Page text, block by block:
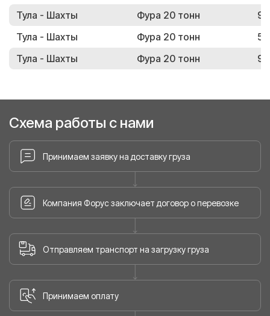
Тула - Шахты
Фура 20 тонн
Тула - Шахты
Фура 20 тонн
Тула - Шахты
Фура 20 тонн
Схема работы с нами
Принимаем заявку на доставку груза
Компания Форус заключает договор о перевозке
Отправляем транспорт на загрузку груза
Принимаем оплату